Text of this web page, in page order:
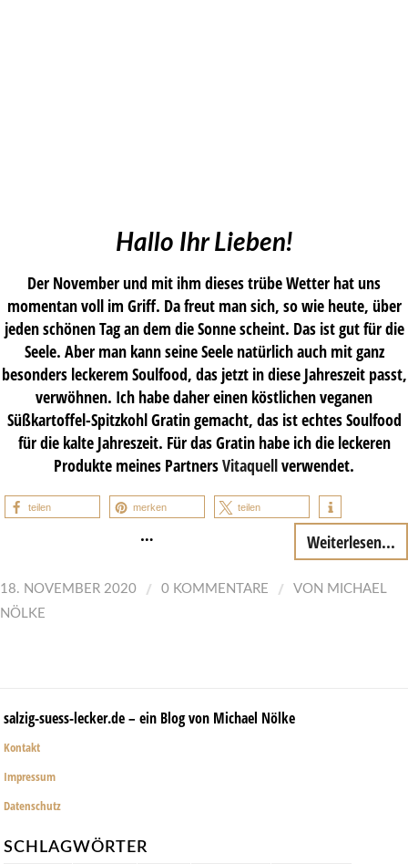
Hallo Ihr Lieben!
Der November und mit ihm dieses trübe Wetter hat uns
momentan voll im Griff. Da freut man sich, so wie heute, über
jeden schönen Tag an dem die Sonne scheint. Das ist gut für die
Seele. Aber man kann seine Seele natürlich auch mit ganz
besonders leckerem Soulfood, das jetzt in diese Jahreszeit passt,
verwöhnen. Ich habe daher einen köstlichen veganen
Süßkartoffel-Spitzkohl Gratin gemacht, das ist echtes Soulfood
für die kalte Jahreszeit. Für das Gratin habe ich die leckeren
Produkte meines PartnersVitaquellverwendet.
teilen merken teilen
… Weiterlesen...
18. NOVEMBER 2020 / 0 KOMMENTARE / VON MICHAEL
NÖLKE
salzig-suess-lecker.de – ein Blog von Michael Nölke
Kontakt
Impressum
Datenschutz
SCHLAGWÖRTER